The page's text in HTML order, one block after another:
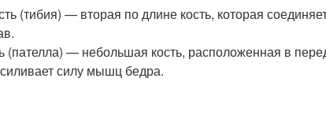
(тибия) — вторая по длине кость, которая
(пателла) — небольшая кость, расположенная в
силу мышц бедра.